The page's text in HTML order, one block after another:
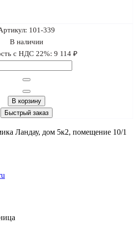
101-339
В наличии
с НДС 22%: 9 114 ₽
В корзину
Быстрый заказ
Ландау, дом 5к2, помещение 10/1